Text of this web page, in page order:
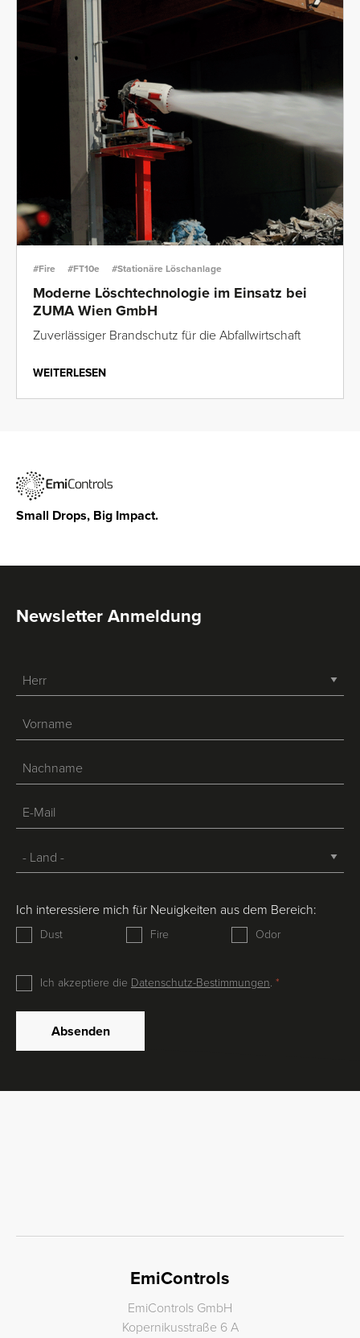
#Fire #FT10e #Stationäre Löschanlage
Moderne Löschtechnologie im Einsatz bei
ZUMA Wien GmbH
Zuverlässiger Brandschutz für die Abfallwirtschaft
WEITERLESEN
Small Drops, Big Impact.
Newsletter Anmeldung
Ich interessiere mich für Neuigkeiten aus dem Bereich:
Dust Fire Odor
Ich akzeptiere die Datenschutz-Bestimmungen.
Absenden
EmiControls
EmiControls GmbH
Kopernikusstraße 6 A